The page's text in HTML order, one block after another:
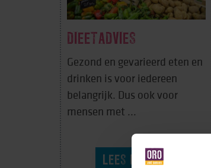
DIEETADVIES
Gezond en gevarieerd eten en
drinken is voor iedereen
belangrijk. Dus ook voor
mensen met ...
LEES MEER